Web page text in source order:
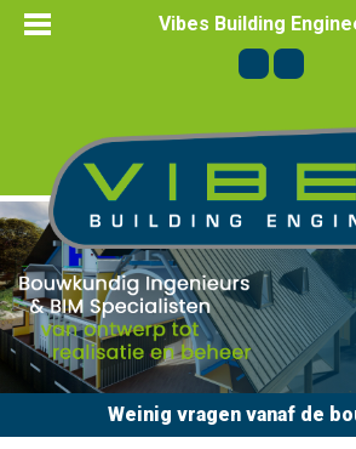
Vibes Building
Weinig vragen vanaf de